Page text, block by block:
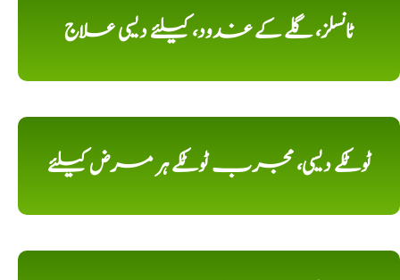
ٹانسلز، گلے کے غدود، کیلئے دیسی علاج
ٹوٹکے دیسی، مجرب ٹوٹکے ہر مرض کیلئے